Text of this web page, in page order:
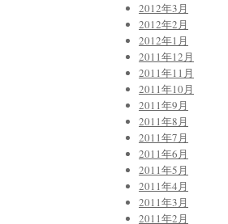
2012年3月
2012年2月
2012年1月
2011年12月
2011年11月
2011年10月
2011年9月
2011年8月
2011年7月
2011年6月
2011年5月
2011年4月
2011年3月
2011年2月